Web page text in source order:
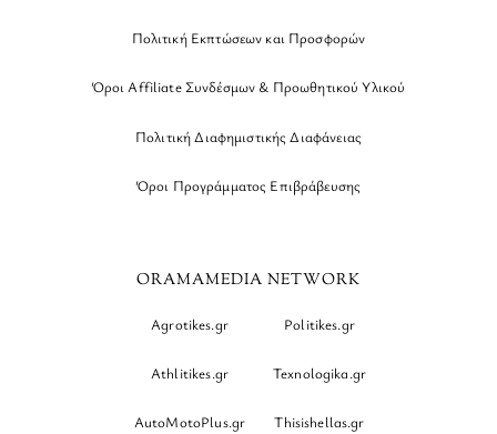
Πολιτική Εκπτώσεων και Προσφορών
Όροι Affiliate Συνδέσμων & Προωθητικού Υλικού
Πολιτική Διαφημιστικής Διαφάνειας
Όροι Προγράμματος Επιβράβευσης
ORAMAMEDIA NETWORK
Agrotikes.gr Politikes.gr
Athlitikes.gr Texnologika.gr
AutoMotoPlus.gr Thisishellas.gr